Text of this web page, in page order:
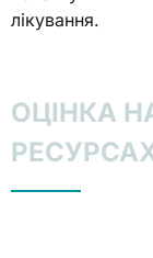
лікування.
ОЦІНКА